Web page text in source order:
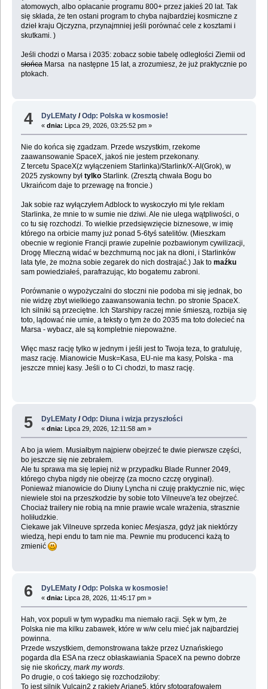
atomowych, albo opłacanie programu 800+ przez jakieś 20 lat. Tak
się składa, że ten ostani program to chyba najbardziej kosmiczne z
dzieł kraju Ojczyzna, przynajmniej jeśli porównać cele z kosztami i
skutkami. )
Jeśli chodzi o Marsa i 2035: zobacz sobie tabelę odległości Ziemii od
słońcaMarsa na następne 15 lat, a zrozumiesz, że już praktycznie po
ptokach.
4 DyLEMaty /Odp: Polska w kosmosie!
«dnia: Lipca 29, 2026, 03:25:52 pm »
Nie do końca się zgadzam. Przede wszystkim, rzekome
zaawansowanie SpaceX, jakoś nie jestem przekonany.
Z tercetu SpaceX(z wyłączeniem Starlinka)/Starlink/X-AI(Grok), w
2025 zyskowny był tylkoStarlink. (Zresztą chwała Bogu bo
Ukraińcom daje to przewagę na froncie.)
Jak sobie raz wyłączyłem Adblock to wyskoczyło mi tyle reklam
Starlinka, że mnie to w sumie nie dziwi. Ale nie ulega wątpliwości, o
co tu się rozchodzi. To wielkie przedsięwzięcie biznesowe, w imię
którego na orbicie mamy już ponad 5-6tyś satelitów. (Mieszkam
obecnie w regionie Francji prawie zupełnie pozbawionym cywilizacji,
Drogę Mleczną widać w bezchmurną noc jak na dłoni, i Starlinków
lata tyle, że można sobie zegarek do nich dostrajać.) Jak to maźku
sam powiedziałeś, parafrazując, kto bogatemu zabroni.
Porównanie o wypożyczalni do stoczni nie podoba mi się jednak, bo
nie widzę zbyt wielkiego zaawansowania techn. po stronie SpaceX.
Ich silniki są przeciętne. Ich Starshipy raczej mnie śmieszą, rozbija się
toto, lądować nie umie, a teksty o tym że do 2035 ma toto dolecieć na
Marsa - wybacz, ale są kompletnie niepoważne.
Więc masz rację tylko w jednym i jeśli jest to Twoja teza, to gratuluję,
masz rację. Mianowicie Musk=Kasa, EU-nie ma kasy, Polska - ma
jeszcze mniej kasy. Jeśli o to Ci chodzi, to masz rację.
5 DyLEMaty /Odp: Diuna i wizja przyszłości
«dnia: Lipca 29, 2026, 12:11:58 am »
A bo ja wiem. Musiałbym najpierw obejrzeć te dwie pierwsze części,
bo jeszcze się nie zebrałem.
Ale tu sprawa ma się lepiej niż w przypadku Blade Runner 2049,
którego chyba nigdy nie obejrzę (za mocno czczę oryginał).
Ponieważ mianowicie do Diuny Lyncha ni czuję praktycznie nic, więc
niewiele stoi na przeszkodzie by sobie toto Vilneuve'a tez obejrzeć.
Chociaż trailery nie robią na mnie prawie wcale wrażenia, strasznie
holiłudzkie.
Ciekawe jak Vilneuve sprzeda koniec Mesjasza, gdyż jak niektórzy
wiedzą, hepi endu to tam nie ma. Pewnie mu producenci każą to
zmienić
6 DyLEMaty /Odp: Polska w kosmosie!
«dnia: Lipca 28, 2026, 11:45:17 pm »
Hah, vox populi w tym wypadku ma niemało racji. Sęk w tym, że
Polska nie ma kilku zabawek, które w w/w celu mieć jak najbardziej
powinna.
Przede wszystkiem, demonstrowana także przez Uznańskiego
pogarda dla ESA na rzecz obłaskawiania SpaceX na pewno dobrze
się nie skończy, mark my words.
Po drugie, o coś takiego się rozchodziłoby:
To jest silnik Vulcain2 z rakiety Ariane5, który sfotografowałem